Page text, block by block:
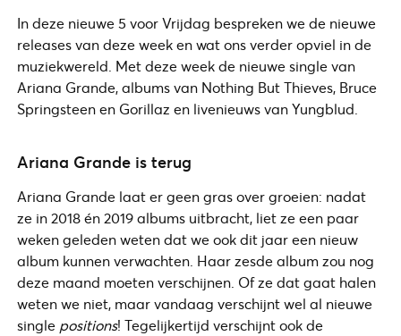
In deze nieuwe 5 voor Vrijdag bespreken we de nieuwe
releases van deze week en wat ons verder opviel in de
muziekwereld. Met deze week de nieuwe single van
Ariana Grande, albums van Nothing But Thieves, Bruce
Springsteen en Gorillaz en livenieuws van Yungblud.
Ariana Grande is terug
Ariana Grande laat er geen gras over groeien: nadat
ze in 2018 én 2019 albums uitbracht, liet ze een paar
weken geleden weten dat we ook dit jaar een nieuw
album kunnen verwachten. Haar zesde album zou nog
deze maand moeten verschijnen. Of ze dat gaat halen
weten we niet, maar vandaag verschijnt wel al nieuwe
single positions! Tegelijkertijd verschijnt ook de